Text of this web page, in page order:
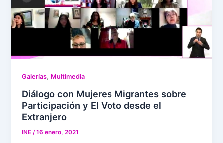
Galerías, Multimedia
Diálogo con Mujeres Migrantes sobre
Participación y El Voto desde el
Extranjero
INE /16 enero, 2021